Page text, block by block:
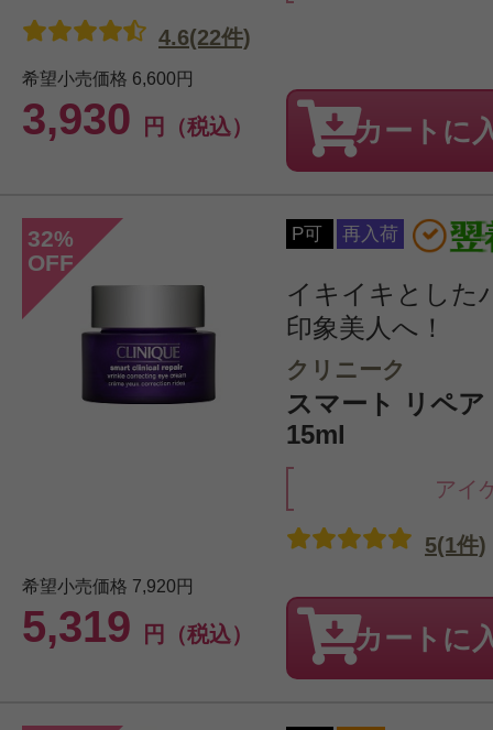
希望小売価格 6,600円
3,930 円（税込）
4.6(22件)
カートに
32%
OFF
P可 再入荷
イキイキとした
印象美人へ！
クリニーク
スマート リペ
15ml
アイ
希望小売価格 7,920円
5,319 円（税込）
5(1件)
カートに